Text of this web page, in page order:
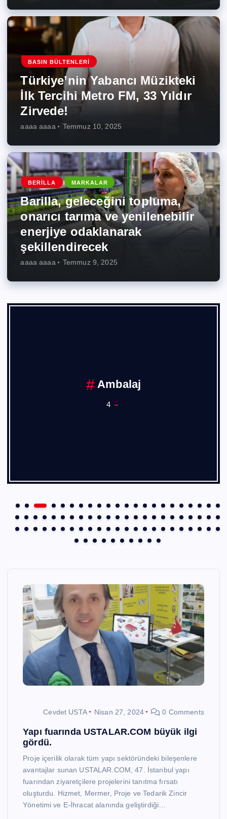
BASIN BÜLTENLERI
Türkiye’nin Yabancı Müzikteki
İlk Tercihi Metro FM, 33 Yıldır
Zirvede!
aaaa aaaa Temmuz 10, 2025
BERILLA MARKALAR
Barilla, geleceğini topluma,
onarıcı tarıma ve yenilenebilir
enerjiye odaklanarak
şekillendirecek
aaaa aaaa Temmuz 9, 2025
Ankara Sanayi Odası
1
Cevdet USTA Nisan 27, 2024 0 Comments
Yapı fuarında USTALAR.COM büyük ilgi
gördü.
Proje içerilik olarak tüm yapı sektöründeki bileşenlere
avantajlar sunan USTALAR.COM, 47. İstanbul yapı
fuarından ziyaretçilere projelerini tanıtma fırsatı
oluşturdu. Hizmet, Mermer, Proje ve Tedarik Zincir
Yönetimi ve E-İhracat alanında geliştirdiği…